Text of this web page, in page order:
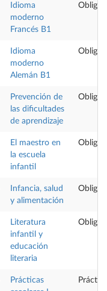
Idioma
moderno
Francés B1
Idioma
moderno
Alemán B1
Prevención de
las dificultades
de aprendizaje
El maestro en
la escuela
infantil
Infancia, salud
y alimentación
Literatura
infantil y
educación
literaria
Prácticas